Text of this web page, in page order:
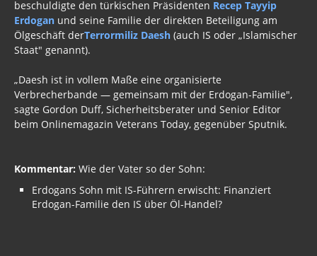
beschuldigte den türkischen Präsidenten Recep Tayyip
Erdogan und seine Familie der direkten Beteiligung am
Ölgeschäft derTerrormiliz Daesh (auch IS oder „Islamischer
Staat" genannt).
„Daesh ist in vollem Maße eine organisierte
Verbrecherbande — gemeinsam mit der Erdogan-Familie",
sagte Gordon Duff, Sicherheitsberater und Senior Editor
beim Onlinemagazin Veterans Today, gegenüber Sputnik.
Kommentar: Wie der Vater so der Sohn:
Erdogans Sohn mit IS-Führern erwischt: Finanziert
Erdogan-Familie den IS über Öl-Handel?